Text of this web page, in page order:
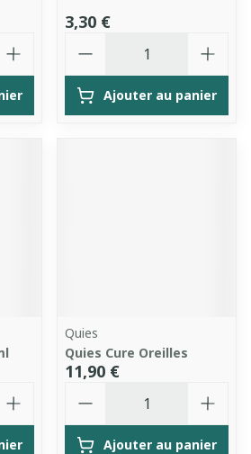
3,30 €
Ajouter au panier
Quies
Quies Cure Oreilles
11,90 €
Ajouter au panier